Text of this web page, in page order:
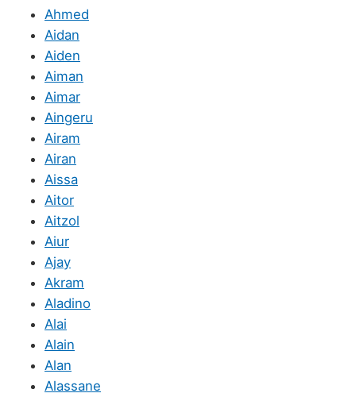
Ahmed
Aidan
Aiden
Aiman
Aimar
Aingeru
Airam
Airan
Aissa
Aitor
Aitzol
Aiur
Ajay
Akram
Aladino
Alai
Alain
Alan
Alassane